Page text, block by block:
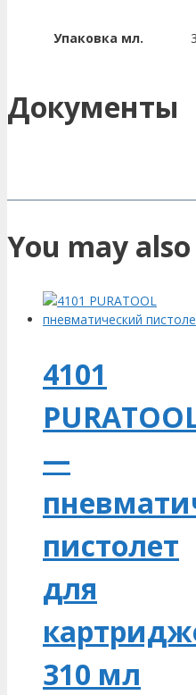
Упаковка мл.
Документы
You may
4101
—
пистолет
для
310 мл